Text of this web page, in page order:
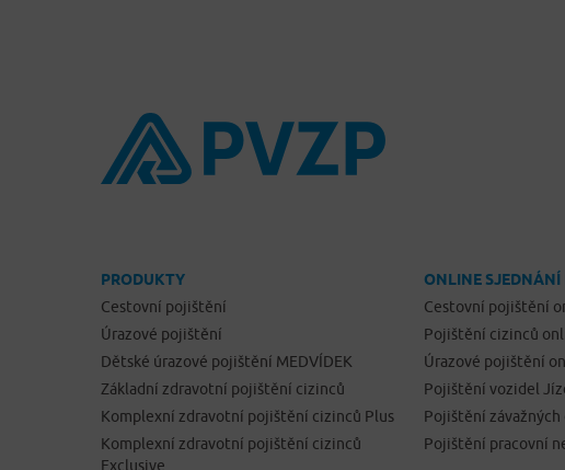
PRODUKTY
Cestovní pojištění
Úrazové pojištění
Dětské úrazové pojištění MEDVÍDEK
Základní zdravotní pojištění cizinců
Komplexní zdravotní pojištění cizinců Plus
Komplexní zdravotní pojištění cizinců
Exclusive
ONLINE SJEDNÁNÍ
Cestovní pojištění
Pojištění cizinců
Úrazové pojištění
Pojištění vozidel
Pojištění
Pojištění pracovní